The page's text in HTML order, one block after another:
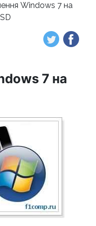
Windows 7 на
7 на